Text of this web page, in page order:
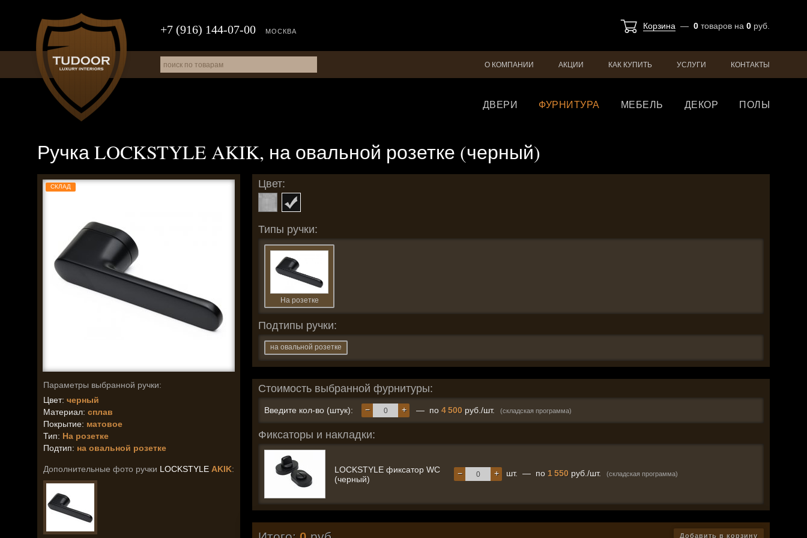
Корзина — 0 товаров на 0 руб.
+7 (916) 144-07-00 МОСКВА
О КОМПАНИИ АКЦИИ КАК КУПИТЬ УСЛУГИ КОНТАКТЫ
ДВЕРИ ФУРНИТУРА МЕБЕЛЬ ДЕКОР ПОЛЫ
Ручка LOCKSTYLE AKIK, на овальной розетке (черный)
СКЛАД
Параметры выбранной ручки:
Цвет: черный
Материал: сплав
Покрытие: матовое
Тип: На розетке
Подтип: на овальной розетке
Дополнительные фото ручки LOCKSTYLE AKIK:
Цвет:
Типы ручки:
На розетке
Подтипы ручки:
на овальной розетке
Стоимость выбранной фурнитуры:
Введите кол-во (штук): +
− — по 4 500 руб./шт. (складская программа)
Фиксаторы и накладки:
LOCKSTYLE фиксатор WC
(черный)
+
− шт. — по 1 550 руб./шт. (складская программа)
Добавить в корзину